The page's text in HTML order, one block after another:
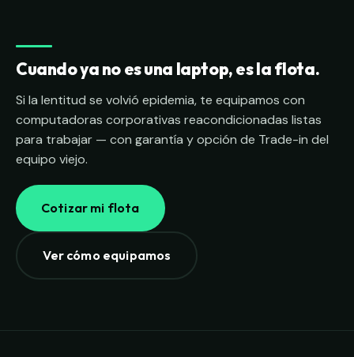
Cuando ya no es una laptop, es la flota.
Si la lentitud se volvió epidemia, te equipamos con
computadoras corporativas reacondicionadas listas
para trabajar — con garantía y opción de Trade-in del
equipo viejo.
Cotizar mi flota
Ver cómo equipamos